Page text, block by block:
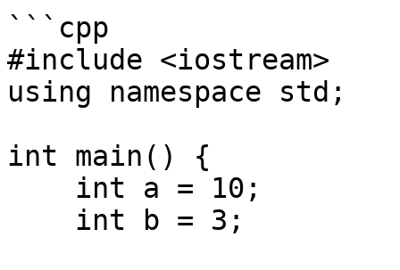
```cpp
#include <iostream>
using namespace std;
int main() {